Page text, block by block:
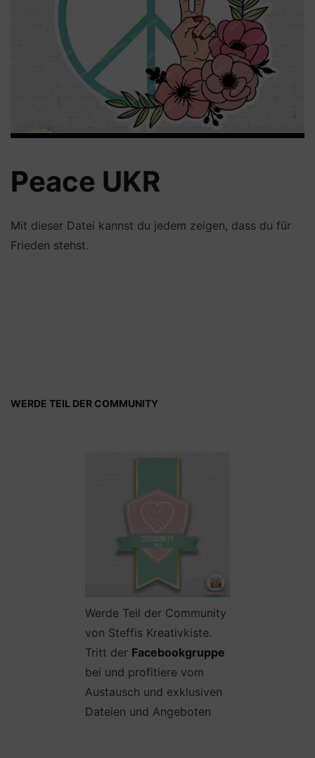
Peace UKR
Mit dieser Datei kannst du jedem zeigen, dass du für
Frieden stehst.
WERDE TEIL DER COMMUNITY
Werde Teil der Community
von Steffis Kreativkiste.
Tritt der Facebookgruppe
bei und profitiere vom
Austausch und exklusiven
Dateien und Angeboten